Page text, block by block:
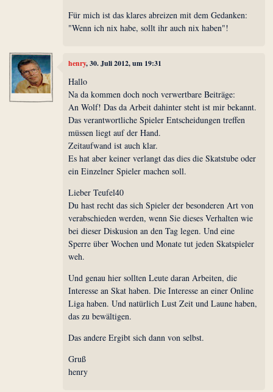
Für mich ist das klares abreizen mit dem Gedanken:
"Wenn ich nix habe, sollt ihr auch nix haben"!
henry, 30. Juli 2012, um 19:31
Hallo
Na da kommen doch noch verwertbare Beiträge:
An Wolf! Das da Arbeit dahinter steht ist mir bekannt.
Das verantwortliche Spieler Entscheidungen treffen
müssen liegt auf der Hand.
Zeitaufwand ist auch klar.
Es hat aber keiner verlangt das dies die Skatstube oder
ein Einzelner Spieler machen soll.
Lieber Teufel40
Du hast recht das sich Spieler der besonderen Art von
verabschieden werden, wenn Sie dieses Verhalten wie
bei dieser Diskusion an den Tag legen. Und eine
Sperre über Wochen und Monate tut jeden Skatspieler
weh.
Und genau hier sollten Leute daran Arbeiten, die
Interesse an Skat haben. Die Interesse an einer Online
Liga haben. Und natürlich Lust Zeit und Laune haben,
das zu bewältigen.
Das andere Ergibt sich dann von selbst.
Gruß
henry